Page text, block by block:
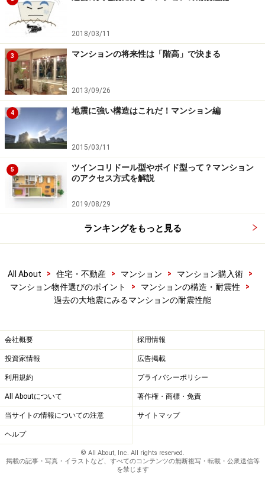
2018/03/11
3 マンションの将来性は「階高」で決まる
2013/09/26
4 地震に強い構造はこれだ！マンション編
2015/03/11
5
ツインコリドール型やボイド型って？マンション
のアクセス方式を解説
2019/08/29
ランキングをもっと見る
All About > 住宅・不動産 > マンション > マンション購入術
>
マンション物件選びのポイント
> マンションの構造・耐震性
>
過去の大地震にみるマンションの耐震性能
会社概要 採用情報
投資家情報 広告掲載
利用規約 プライバシーポリシー
All Aboutについて 著作権・商標・免責
当サイトの情報についての注意 サイトマップ
ヘルプ
© All About, Inc. All rights reserved.
掲載の記事・写真・イラストなど、すべてのコンテンツの無断複写・転載・公衆送信等
を禁じます